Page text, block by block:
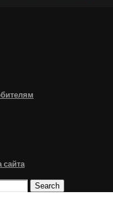
сайта
Search